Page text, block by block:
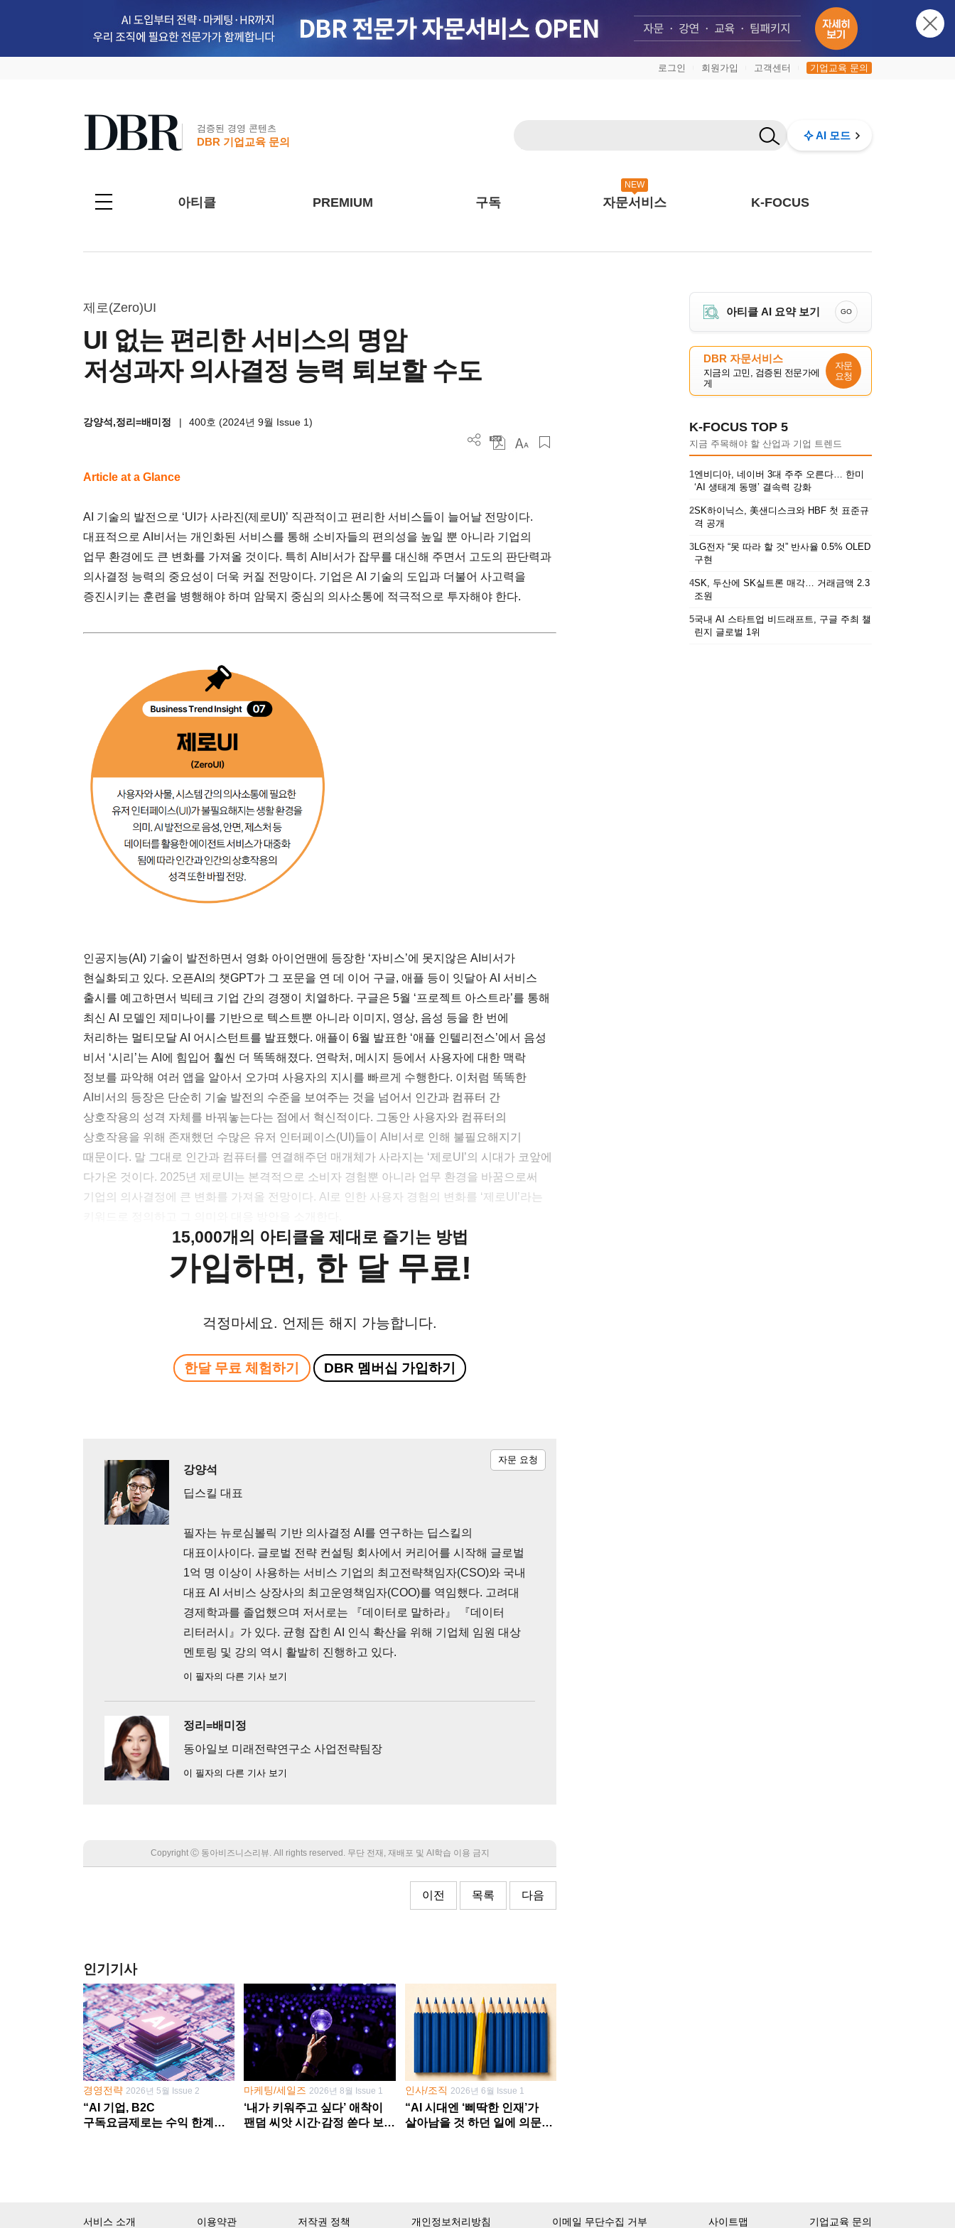
로그인 회원가입 고객센터 기업교육 문의
검증된 경영 콘텐츠
DBR 기업교육 문의
AI 모드
아티클 PREMIUM 구독
NEW
자문서비스 K-FOCUS
제로(Zero)UI
UI 없는 편리한 서비스의 명암
저성과자 의사결정 능력 퇴보할 수도
강양석,정리=배미정 | 400호 (2024년 9월 Issue 1)
Article at a Glance
AI 기술의 발전으로 ‘UI가 사라진(제로UI)’ 직관적이고 편리한 서비스들이 늘어날 전망이다.
대표적으로 AI비서는 개인화된 서비스를 통해 소비자들의 편의성을 높일 뿐 아니라 기업의
업무 환경에도 큰 변화를 가져올 것이다. 특히 AI비서가 잡무를 대신해 주면서 고도의 판단력과
의사결정 능력의 중요성이 더욱 커질 전망이다. 기업은 AI 기술의 도입과 더불어 사고력을
증진시키는 훈련을 병행해야 하며 암묵지 중심의 의사소통에 적극적으로 투자해야 한다.
인공지능(AI) 기술이 발전하면서 영화 아이언맨에 등장한 ‘자비스’에 못지않은 AI비서가
현실화되고 있다. 오픈AI의 챗GPT가 그 포문을 연 데 이어 구글, 애플 등이 잇달아 AI 서비스
출시를 예고하면서 빅테크 기업 간의 경쟁이 치열하다. 구글은 5월 ‘프로젝트 아스트라’를 통해
최신 AI 모델인 제미나이를 기반으로 텍스트뿐 아니라 이미지, 영상, 음성 등을 한 번에
처리하는 멀티모달 AI 어시스턴트를 발표했다. 애플이 6월 발표한 ‘애플 인텔리전스’에서 음성
비서 ‘시리’는 AI에 힘입어 훨씬 더 똑똑해졌다. 연락처, 메시지 등에서 사용자에 대한 맥락
정보를 파악해 여러 앱을 알아서 오가며 사용자의 지시를 빠르게 수행한다. 이처럼 똑똑한
AI비서의 등장은 단순히 기술 발전의 수준을 보여주는 것을 넘어서 인간과 컴퓨터 간
상호작용의 성격 자체를 바꿔놓는다는 점에서 혁신적이다. 그동안 사용자와 컴퓨터의
상호작용을 위해 존재했던 수많은 유저 인터페이스(UI)들이 AI비서로 인해 불필요해지기
때문이다. 말 그대로 인간과 컴퓨터를 연결해주던 매개체가 사라지는 ‘제로UI’의 시대가 코앞에
다가온 것이다. 2025년 제로UI는 본격적으로 소비자 경험뿐 아니라 업무 환경을 바꿈으로써
기업의 의사결정에 큰 변화를 가져올 전망이다. AI로 인한 사용자 경험의 변화를 ‘제로UI’라는
15,000개의 아티클을 제대로 즐기는 방법
가입하면, 한 달 무료!
걱정마세요. 언제든 해지 가능합니다.
한달 무료 체험하기 DBR 멤버십 가입하기
강양석
딥스킬 대표
필자는 뉴로심볼릭 기반 의사결정 AI를 연구하는 딥스킬의
대표이사이다. 글로벌 전략 컨설팅 회사에서 커리어를 시작해 글로벌
1억 명 이상이 사용하는 서비스 기업의 최고전략책임자(CSO)와 국내
대표 AI 서비스 상장사의 최고운영책임자(COO)를 역임했다. 고려대
경제학과를 졸업했으며 저서로는 『데이터로 말하라』 『데이터
리터러시』가 있다. 균형 잡힌 AI 인식 확산을 위해 기업체 임원 대상
멘토링 및 강의 역시 활발히 진행하고 있다.
이 필자의 다른 기사 보기
자문 요청
정리=배미정
동아일보 미래전략연구소 사업전략팀장
이 필자의 다른 기사 보기
Copyright Ⓒ 동아비즈니스리뷰. All rights reserved. 무단 전재, 재배포 및 AI학습 이용 금지
이전 목록 다음
인기기사
경영전략 2026년 5월 Issue 2
“AI 기업, B2C
구독요금제로는 수익 한계
마케팅/세일즈 2026년 8월 Issue 1
‘내가 키워주고 싶다’ 애착이
팬덤 씨앗 시간·감정 쏟다 보면
인사/조직 2026년 6월 Issue 1
“AI 시대엔 ‘삐딱한 인재’가
살아남을 것 하던 일에 의문
아티클 AI 요약 보기 GO
DBR 자문서비스
지금의 고민, 검증된 전문가에
게
자문
요청
K-FOCUS TOP 5
지금 주목해야 할 산업과 기업 트렌드
1엔비디아, 네이버 3대 주주 오른다… 한미
‘AI 생태계 동맹’ 결속력 강화
2SK하이닉스, 美샌디스크와 HBF 첫 표준규
격 공개
3LG전자 “못 따라 할 것” 반사율 0.5% OLED
구현
4SK, 두산에 SK실트론 매각… 거래금액 2.3
조원
5국내 AI 스타트업 비드래프트, 구글 주최 챌
린지 글로벌 1위
서비스 소개 이용약관 저작권 정책 개인정보처리방침 이메일 무단수집 거부 사이트맵 기업교육 문의